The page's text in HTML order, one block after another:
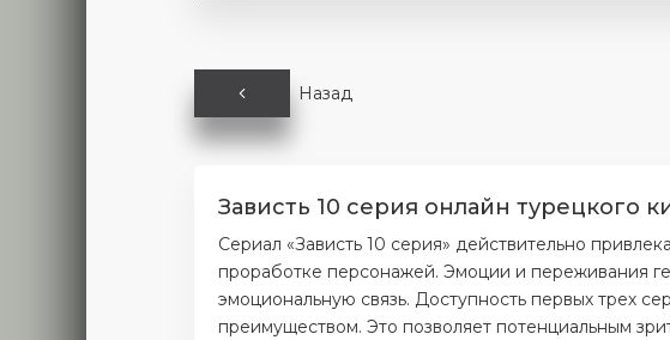
Назад
Зависть 10 серия онлайн турецкого
Сериал «Зависть 10 серия» действительно
проработке персонажей. Эмоции и переживания
эмоциональную связь. Доступность первых трех
преимуществом. Это позволяет потенциальным